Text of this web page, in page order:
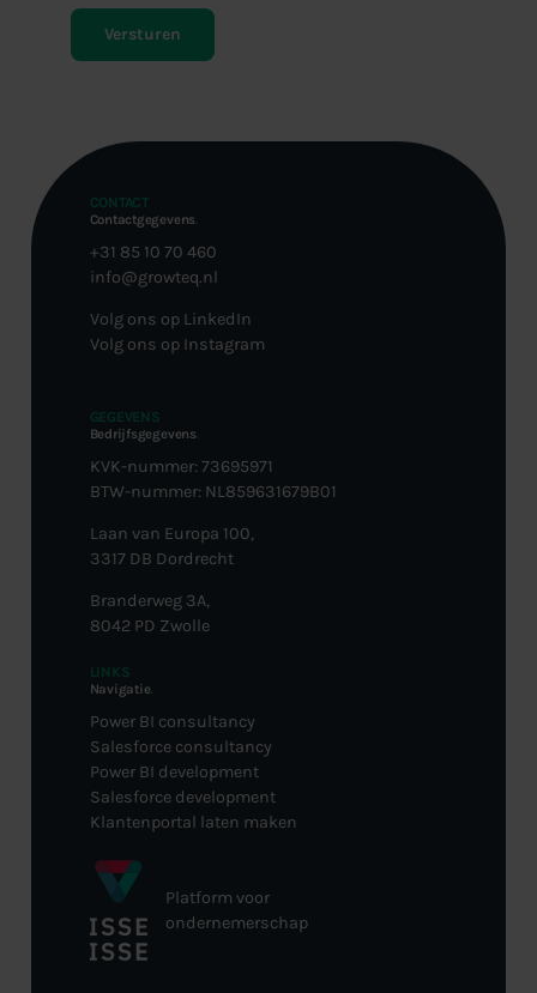
CONTACT
Contactgegevens.
+31 85 10 70 460
info@growteq.nl
Volg ons op LinkedIn
Volg ons op Instagram
GEGEVENS
Bedrijfsgegevens
KVK-nummer: 73695971
BTW-nummer: NL859631679B01
Laan van Europa 100,
3317 DB Dordrecht
Branderweg 3A,
8042 PD Zwolle
LINKS
Navigatie.
Power BI consultancy
Salesforce consultancy
Power BI development
Salesforce development
Klantenportal laten maken
Platform voor
ondernemerschap